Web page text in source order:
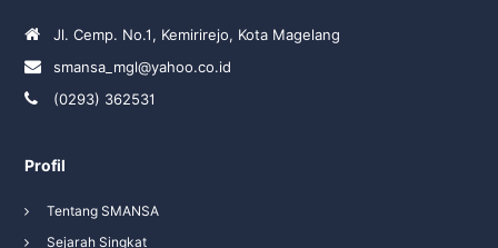
Jl. Cemp. No.1, Kemirirejo, Kota Magelang
smansa_mgl@yahoo.co.id
(0293) 362531
Profil
Tentang SMANSA
Sejarah Singkat